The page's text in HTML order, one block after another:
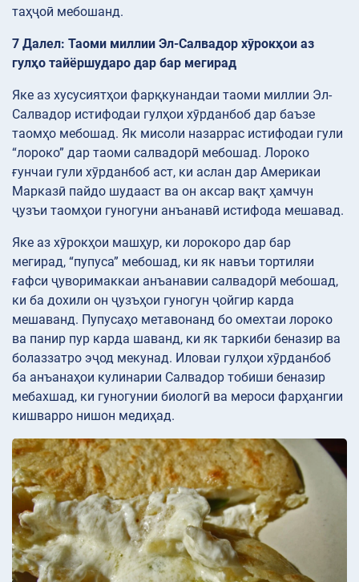
таҳҷоӣ мебошанд.
7 Далел: Таоми миллии Эл-Салвадор хӯрокҳои аз
гулҳо тайёршударо дар бар мегирад
Яке аз хусусиятҳои фарқкунандаи таоми миллии Эл-
Салвадор истифодаи гулҳои хӯрданбоб дар баъзе
таомҳо мебошад. Як мисоли назаррас истифодаи гули
“лороко” дар таоми салвадорӣ мебошад. Лороко
ғунчаи гули хӯрданбоб аст, ки аслан дар Америкаи
Марказӣ пайдо шудааст ва он аксар вақт ҳамчун
ҷузъи таомҳои гуногуни анъанавӣ истифода мешавад.
Яке аз хӯрокҳои машҳур, ки лорокоро дар бар
мегирад, “пупуса” мебошад, ки як навъи тортиляи
ғафси ҷуворимаккаи анъанавии салвадорӣ мебошад,
ки ба дохили он ҷузъҳои гуногун ҷойгир карда
мешаванд. Пупусаҳо метавонанд бо омехтаи лороко
ва панир пур карда шаванд, ки як таркиби беназир ва
болаззатро эҷод мекунад. Иловаи гулҳои хӯрданбоб
ба анъанаҳои кулинарии Салвадор тобиши беназир
мебахшад, ки гуногунии биологӣ ва мероси фарҳангии
кишварро нишон медиҳад.